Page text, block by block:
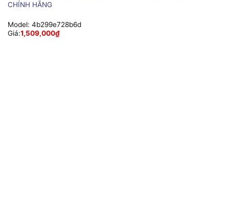
CHÍNH HÃNG
Model: 4b299e728b6d
Giá:1,509,000₫